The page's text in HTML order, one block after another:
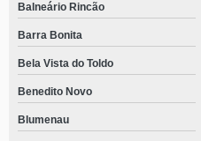
Balneário Rincão
Barra Bonita
Bela Vista do Toldo
Benedito Novo
Blumenau